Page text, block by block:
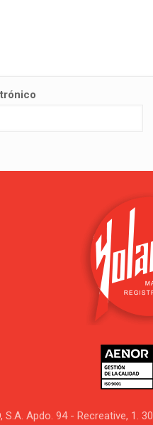
S.A. Apdo. 94 - Recreative,